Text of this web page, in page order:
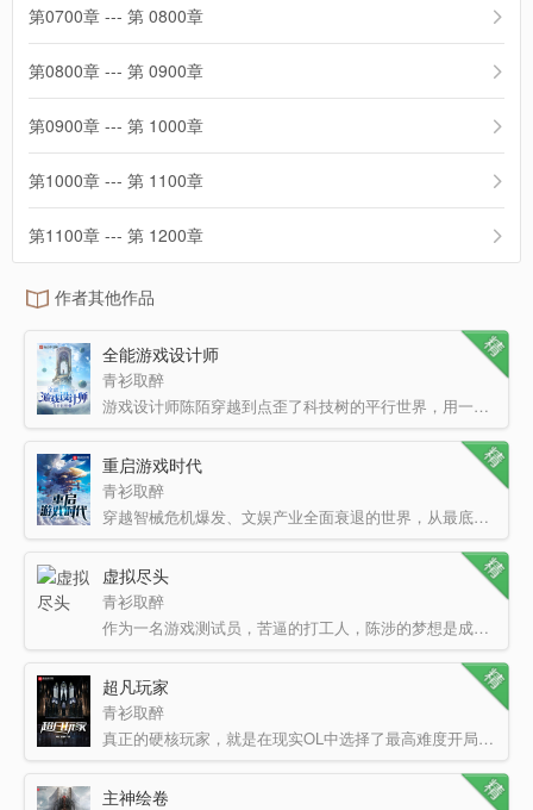
第0700章 --- 第 0800章
第0800章 --- 第 0900章
第0900章 --- 第 1000章
第1000章 --- 第 1100章
第1100章 --- 第 1200章
作者其他作品
全能游戏设计师
青衫取醉
游戏设计师陈陌穿越到点歪了科技树的平行世界，用一款又一款神级游戏颠覆游戏圈的故事。 “就以这个时…
重启游戏时代
青衫取醉
穿越智械危机爆发、文娱产业全面衰退的世界，从最底层开始重建一个庞大的游戏帝国。 V群：157856787，…
虚拟尽头
青衫取醉
作为一名游戏测试员，苦逼的打工人，陈涉的梦想是成为一家公司总裁，员工敬仰、高层拥护，可以随意制作自己…
超凡玩家
青衫取醉
真正的硬核玩家，就是在现实OL中选择了最高难度开局，也依然要用自己的神级操作carry全场。 ————…
主神绘卷